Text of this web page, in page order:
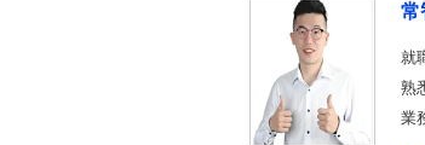
常
就
熟
業